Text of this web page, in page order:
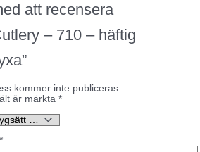
att recensera
– 710 – häftig
kommer inte publiceras.
är märkta *
*